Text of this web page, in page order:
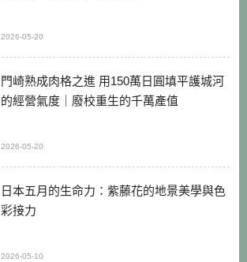
2026-05-20
門崎熟成肉格之進 用150萬日圓填平護城河
的經營氣度｜廢校重生的千萬產值
2026-05-20
日本五月的生命力：紫藤花的地景美學與色
彩接力
2026-05-10